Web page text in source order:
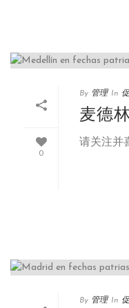
0
By 管理 In
麦德
请关注并
By 管理 In